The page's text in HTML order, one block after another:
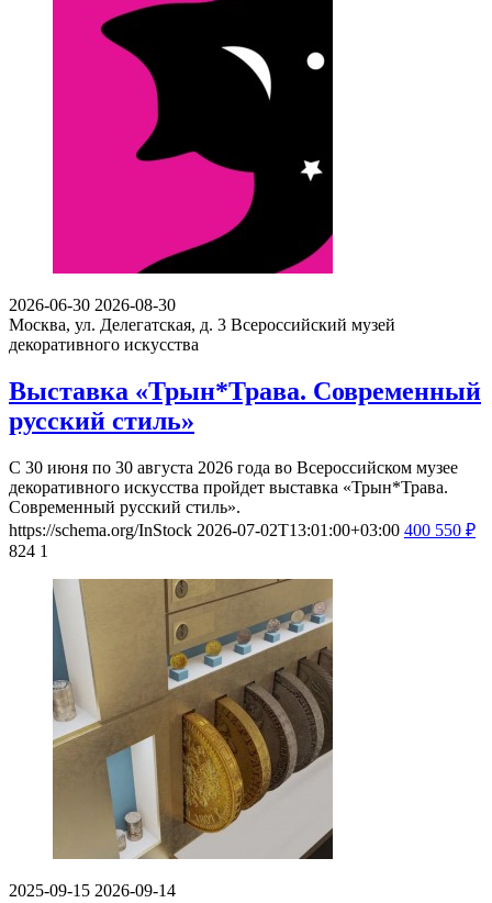
2026-06-30 2026-08-30
Москва, ул. Делегатская, д. 3 Всероссийский музей
декоративного искусства
Выставка «Трын*Трава. Современный
русский стиль»
С 30 июня по 30 августа 2026 года во Всероссийском музее
декоративного искусства пройдет выставка «Трын*Трава.
Современный русский стиль».
https://schema.org/InStock 2026-07-02T13:01:00+03:00 400 550 ₽
824 1
2025-09-15 2026-09-14